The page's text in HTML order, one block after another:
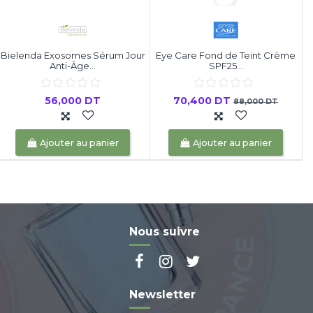
Bielenda Exosomes Sérum Jour
Anti-Âge...
56,000 DT
Ajouter au panier
Eye Care Fond de Teint Crème
SPF25...
70,400 DT 88,000 DT
Ajouter au panier
Nous suivre
Newsletter